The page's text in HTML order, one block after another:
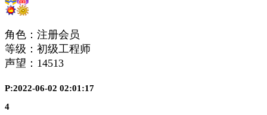
角色：注册会员
等级：初级工程师
声望： 14513
P:2022-06-02 02:01:17
4